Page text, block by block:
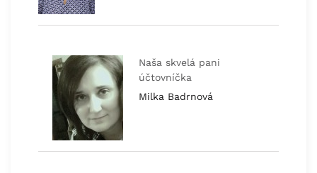
Naša skvelá pani
účtovníčka
Milka Badrnová